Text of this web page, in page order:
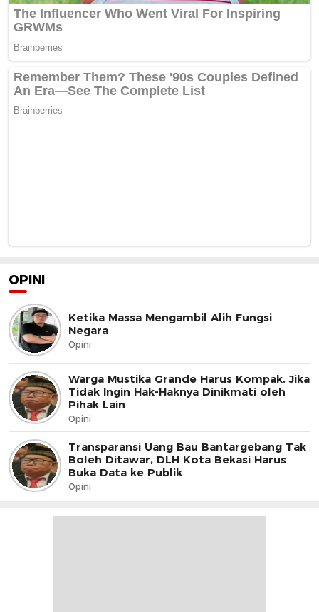
OPINI
Ketika Massa Mengambil Alih Fungsi
Negara
Opini
Warga Mustika Grande Harus Kompak, Jika
Tidak Ingin Hak-Haknya Dinikmati oleh
Pihak Lain
Opini
Transparansi Uang Bau Bantargebang Tak
Boleh Ditawar, DLH Kota Bekasi Harus
Buka Data ke Publik
Opini